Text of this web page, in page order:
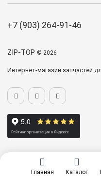
ZIP-TOP © 2026
Интернет-магазин запчастей
+7 (903) 264-91-46
Главная Каталог